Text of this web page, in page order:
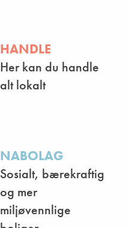
HANDLE
Her kan du handle
alt lokalt
NABOLAG
Sosialt, bærekraftig
og mer
miljøvennlige